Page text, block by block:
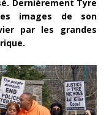
Dernièrement Tyre
images de son
par les grandes